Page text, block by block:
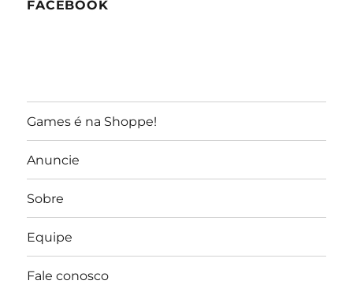
FACEBOOK
Games é na Shoppe!
Anuncie
Sobre
Equipe
Fale conosco